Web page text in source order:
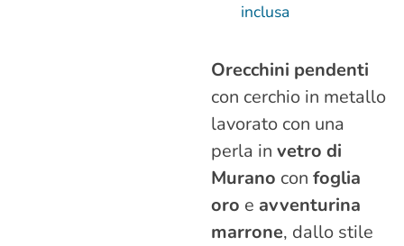
inclusa
Orecchini pendenti
con cerchio in metallo
lavorato con una
perla in vetro di
Murano con foglia
oro e avventurina
marrone, dallo stile